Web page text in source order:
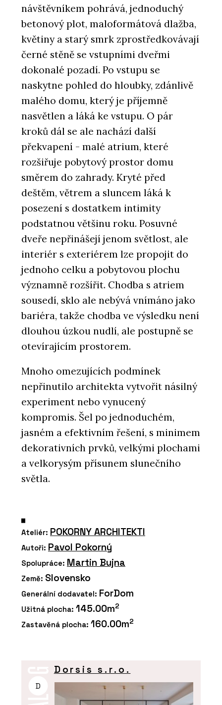
návštěvníkem pohrává, jednoduchý
betonový plot, maloformátová dlažba,
květiny a starý smrk zprostředkovávají
černé stěně se vstupními dveřmi
dokonalé pozadí. Po vstupu se
naskytne pohled do hloubky, zdánlivě
malého domu, který je příjemně
nasvětlen a láká ke vstupu. O pár
kroků dál se ale nachází další
překvapení - malé atrium, které
rozšiřuje pobytový prostor domu
směrem do zahrady. Kryté před
deštěm, větrem a sluncem láká k
posezení s dostatkem intimity
podstatnou většinu roku. Posuvné
dveře nepřinášejí jenom světlost, ale
interiér s exteriérem lze propojit do
jednoho celku a pobytovou plochu
významně rozšířit. Chodba s atriem
sousedí, sklo ale nebývá vnímáno jako
bariéra, takže chodba ve výsledku není
dlouhou úzkou nudlí, ale postupně se
otevírajícím prostorem.
Mnoho omezujících podmínek
nepřinutilo architekta vytvořit násilný
experiment nebo vynucený
kompromis. Šel po jednoduchém,
jasném a efektivním řešení, s minimem
dekorativních prvků, velkými plochami
a velkorysým přísunem slunečního
světla.
Ateliér: POKORNY ARCHITEKTI
Autoři: Pavol Pokorný
Spolupráce: Martin Bujna
Země: Slovensko
Generální dodavatel: ForDom
Užitná plocha: 145.00m2
Zastavěná plocha: 160.00m2
D
Dorsis s.r.o.